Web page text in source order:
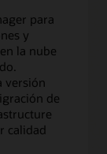
para
y
la nube
versión
de
calidad